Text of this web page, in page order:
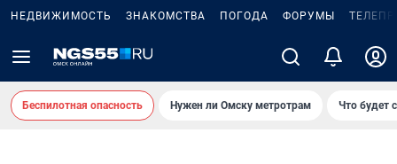
НЕДВИЖИМОСТЬ ЗНАКОМСТВА ПОГОДА ФОРУМЫ
Беспилотная опасность Нужен ли Омску метротрам Что будет